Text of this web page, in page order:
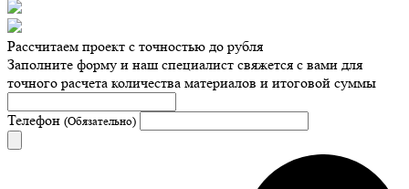
Рассчитаем проект с точностью до рубля
Заполните форму и наш специалист свяжется с вами для
точного расчета количества материалов и итоговой суммы
Телефон (Обязательно)